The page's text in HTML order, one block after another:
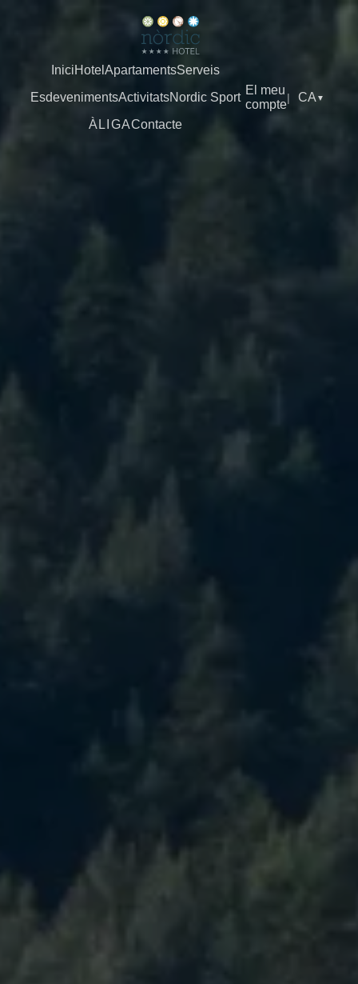
IniciHotel ApartamentsServeis
EsdevenimentsActivitatsNordic Sport
ÀLIGAContacte
El meu
compte| CA ▼